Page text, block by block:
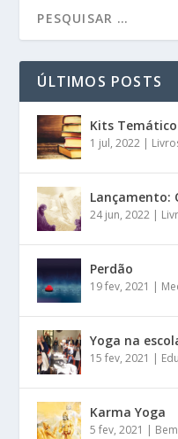
ÚLTIMOS POSTS
Kits
1 jul, 2022 |
Lançamento:
24 jun, 2022 |
Perdão
19 fev, 2021 |
Yoga na
15 fev, 2021 |
Karma Yoga
5 fev, 2021 |